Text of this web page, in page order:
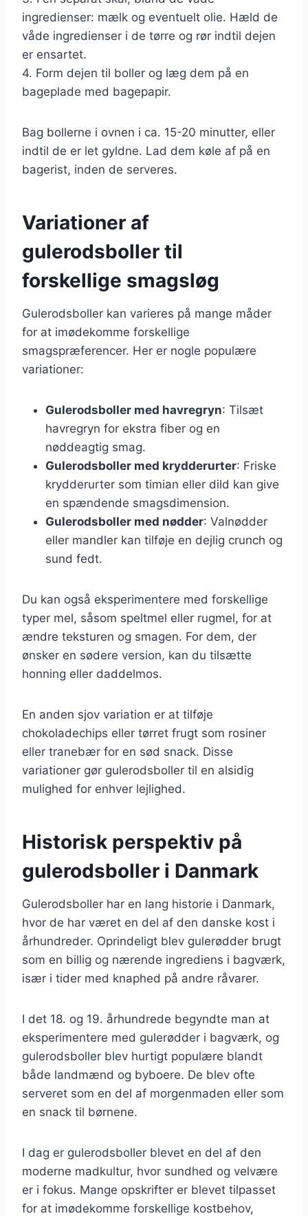
ingredienser: mælk og eventuelt olie. Hæld de
våde ingredienser i de tørre og rør indtil dejen
er ensartet.
4. Form dejen til boller og læg dem på en
bageplade med bagepapir.
Bag bollerne i ovnen i ca. 15-20 minutter, eller
indtil de er let gyldne. Lad dem køle af på en
bagerist, inden de serveres.
Variationer af
gulerodsboller til
forskellige smagsløg
Gulerodsboller kan varieres på mange måder
for at imødekomme forskellige
smagspræferencer. Her er nogle populære
variationer:
Gulerodsboller med havregryn: Tilsæt
havregryn for ekstra fiber og en
nøddeagtig smag.
Gulerodsboller med krydderurter: Friske
krydderurter som timian eller dild kan give
en spændende smagsdimension.
Gulerodsboller med nødder: Valnødder
eller mandler kan tilføje en dejlig crunch og
sund fedt.
Du kan også eksperimentere med forskellige
typer mel, såsom speltmel eller rugmel, for at
ændre teksturen og smagen. For dem, der
ønsker en sødere version, kan du tilsætte
honning eller daddelmos.
En anden sjov variation er at tilføje
chokoladechips eller tørret frugt som rosiner
eller tranebær for en sød snack. Disse
variationer gør gulerodsboller til en alsidig
mulighed for enhver lejlighed.
Historisk perspektiv på
gulerodsboller i Danmark
Gulerodsboller har en lang historie i Danmark,
hvor de har været en del af den danske kost i
århundreder. Oprindeligt blev gulerødder brugt
som en billig og nærende ingrediens i bagværk,
især i tider med knaphed på andre råvarer.
I det 18. og 19. århundrede begyndte man at
eksperimentere med gulerødder i bagværk, og
gulerodsboller blev hurtigt populære blandt
både landmænd og byboere. De blev ofte
serveret som en del af morgenmaden eller som
en snack til børnene.
I dag er gulerodsboller blevet en del af den
moderne madkultur, hvor sundhed og velvære
er i fokus. Mange opskrifter er blevet tilpasset
for at imødekomme forskellige kostbehov,